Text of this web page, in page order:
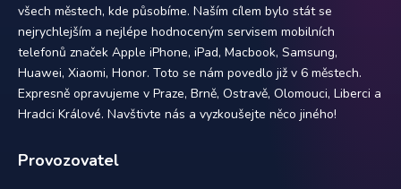
všech městech, kde působíme. Naším cílem bylo stát se
nejrychlejším a nejlépe hodnoceným servisem mobilních
telefonů značek Apple iPhone, iPad, Macbook, Samsung,
Huawei, Xiaomi, Honor. Toto se nám povedlo již v 6 městech.
Expresně opravujeme v Praze, Brně, Ostravě, Olomouci, Liberci a
Hradci Králové. Navštivte nás a vyzkoušejte něco jiného!
Provozovatel